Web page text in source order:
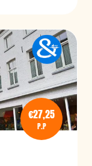
€27,25
P.P